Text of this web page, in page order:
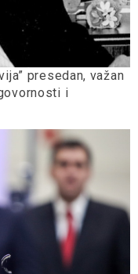
presedan, važan
i